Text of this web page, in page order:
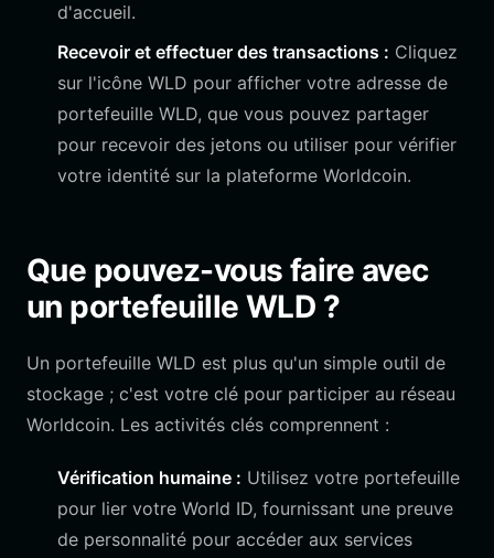
d'accueil.
Recevoir et effectuer des transactions : Cliquez
sur l'icône WLD pour afficher votre adresse de
portefeuille WLD, que vous pouvez partager
pour recevoir des jetons ou utiliser pour vérifier
votre identité sur la plateforme Worldcoin.
Que pouvez-vous faire avec
un portefeuille WLD ?
Un portefeuille WLD est plus qu'un simple outil de
stockage ; c'est votre clé pour participer au réseau
Worldcoin. Les activités clés comprennent :
Vérification humaine : Utilisez votre portefeuille
pour lier votre World ID, fournissant une preuve
de personnalité pour accéder aux services